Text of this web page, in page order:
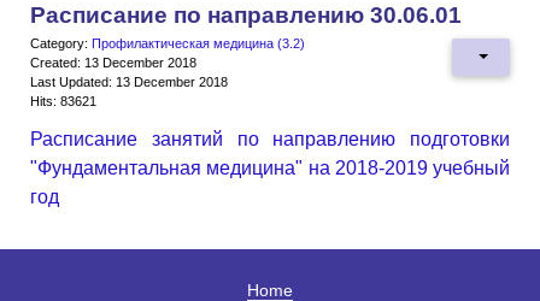
Расписание по направлению 30.06.01
Category: Профилактическая медицина (3.2)
Created: 13 December 2018
Last Updated: 13 December 2018
Hits: 83621
Расписание занятий по направлению подготовки
"Фундаментальная медицина" на 2018-2019 учебный
год
Home